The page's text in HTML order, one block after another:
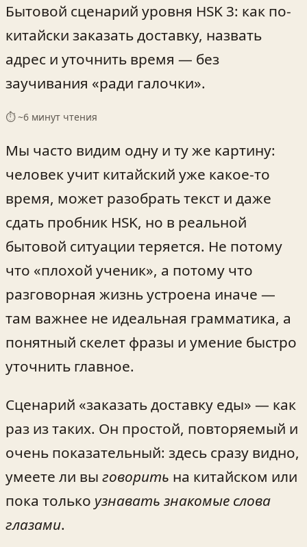
Бытовой сценарий уровня HSK 3: как по-
китайски заказать доставку, назвать
адрес и уточнить время — без
заучивания «ради галочки».
⏱ ~6 минут чтения
Мы часто видим одну и ту же картину:
человек учит китайский уже какое-то
время, может разобрать текст и даже
сдать пробник HSK, но в реальной
бытовой ситуации теряется. Не потому
что «плохой ученик», а потому что
разговорная жизнь устроена иначе —
там важнее не идеальная грамматика, а
понятный скелет фразы и умение быстро
уточнить главное.
Сценарий «заказать доставку еды» — как
раз из таких. Он простой, повторяемый и
очень показательный: здесь сразу видно,
умеете ли вы говорить на китайском или
пока только узнавать знакомые слова
глазами.